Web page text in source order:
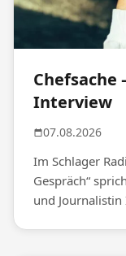
Chefsache
Interview
07.08.2026
Im Schlager
Gespräch“
und